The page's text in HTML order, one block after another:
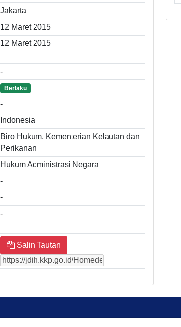
Jakarta
12 Maret 2015
12 Maret 2015
-
Berlaku
-
Indonesia
Biro Hukum, Kementerian Kelautan dan
Perikanan
Hukum Administrasi Negara
-
-
-
Salin Tautan